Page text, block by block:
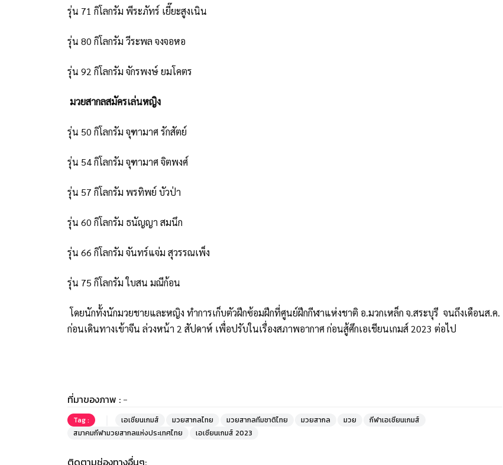
รุ่น 71 กิโลกรัม พีระภัทร์ เยี๊ยะสูงเนิน
รุ่น 80 กิโลกรัม วีระพล จงจอหอ
รุ่น 92 กิโลกรัม จักรพงษ์ ยมโคตร
มวยสากลสมัครเล่นหญิง
รุ่น 50 กิโลกรัม จุฑามาศ รักสัตย์
รุ่น 54 กิโลกรัม จุฑามาศ จิตพงศ์
รุ่น 57 กิโลกรัม พรทิพย์ บัวป่า
รุ่น 60 กิโลกรัม ธนัญญา สมนึก
รุ่น 66 กิโลกรัม จันทร์แจ่ม สุวรรณเพ็ง
รุ่น 75 กิโลกรัม ใบสน มณีก้อน
โดยนักทั้งนักมวยชายและหญิง ทำการเก็บตัวฝึกซ้อมฝึกที่ศูนย์ฝึกกีฬาแห่งชาติ อ.มวกเหล็ก จ.สระบุรี จนถึงเดือนส.ค.
ก่อนเดินทางเข้าจีน ล่วงหน้า 2 สัปดาห์ เพื่อปรับในเรื่องสภาพอากาศ ก่อนสู้ศึกเอเชียนเกมส์ 2023 ต่อไป
ที่มาของภาพ : -
Tag : เอเชียนเกมส์ มวยสากลไทย มวยสากลทีมชาติไทย มวยสากล มวย
กีฬาเอเชียนเกมส์
สมาคมกีฬามวยสากลแห่งประเทศไทย
เอเชียนเกมส์ 2023
ติดตามช่องทางอื่นๆ: